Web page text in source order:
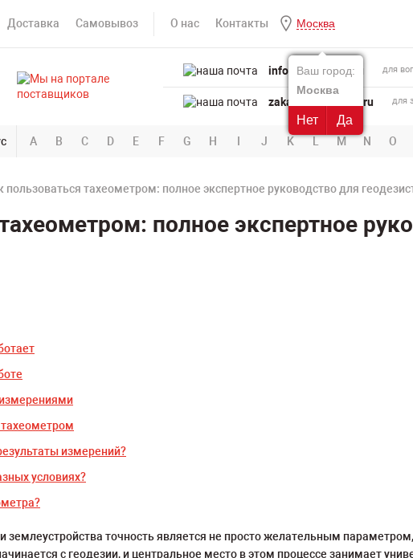
Доставка Самовывоз О нас Контакты Москва
Ваш город:
Москва
Нет Да
info@powertool.ru для
zakaz@powertool.ru для
A B C D E F G H I J K L M N O
пользоваться тахеометром: полное экспертное руководство для
полное экспертное
тахеометром
измерений?
условиях?
землеустройства точность является не просто желательным
с геодезии, и центральное место в этом процессе занимает